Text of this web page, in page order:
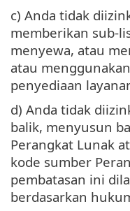
c) Anda tidak
memberikan sub-
menyewa, atau
atau
penyediaan
d) Anda tidak
balik, menyusun
Perangkat Lunak
kode sumber
pembatasan ini
berdasarkan